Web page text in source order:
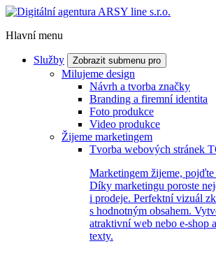
Hlavní menu
Služby Zobrazit submenu pro
Milujeme design
Návrh a tvorba značky
Branding a firemní identita
Foto produkce
Video produkce
Žijeme marketingem
Tvorba webových stránek
Marketingem žijeme,
Díky marketingu poroste
i prodeje. Perfektní vizuál
s hodnotným obsahem.
atraktivní web nebo e-shop
texty.